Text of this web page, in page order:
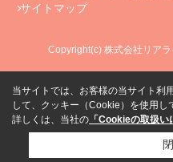
サイトマップ
Copyright(c) 株式会社リア
当サイトでは、お客様の当サイト利
して、クッキー（Cookie）を使用し
詳しくは、当社の 「Cookieの取扱い